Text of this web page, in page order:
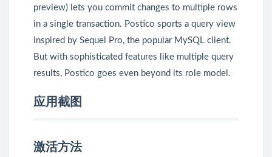
preview) lets you commit changes to multiple rows
in a single transaction. Postico sports a query view
inspired by Sequel Pro, the popular MySQL client.
But with sophisticated features like multiple query
results, Postico goes even beyond its role model.
应用截图
激活方法